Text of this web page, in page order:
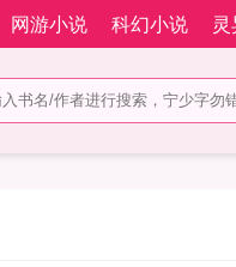
网游小说 科幻小说